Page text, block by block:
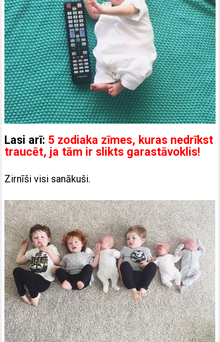
Lasi arī: 5 zodiaka zīmes, kuras nedrīkst
traucēt, ja tām ir slikts garastāvoklis!
Zirnīši visi sanākuši.